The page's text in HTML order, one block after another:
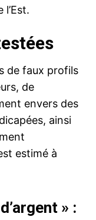
l’Est.
de faux profils
de
envers des
ainsi
estimé à
» :